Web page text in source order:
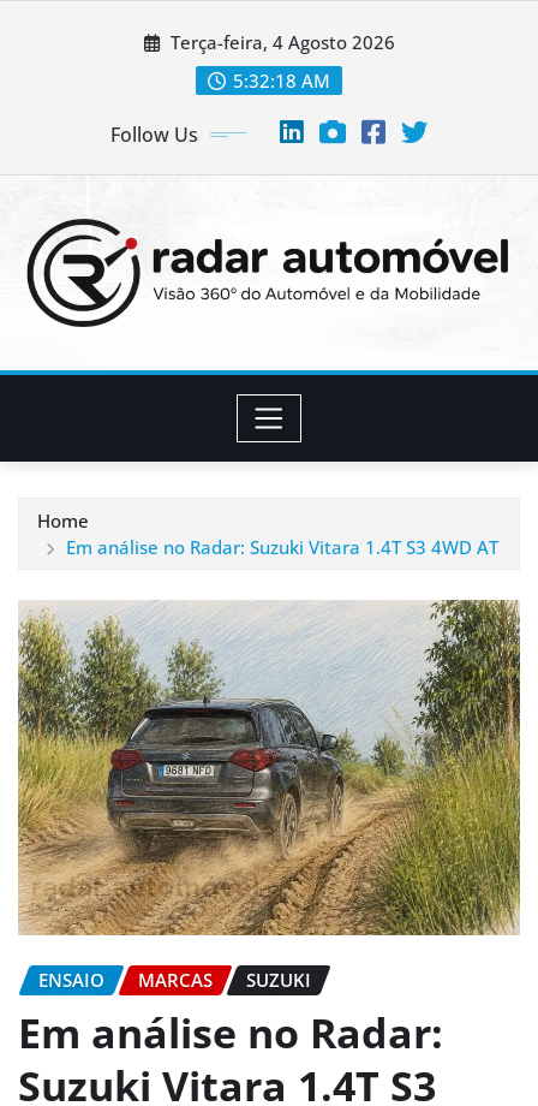
Terça-feira, 4 Agosto 2026
5:32:19 AM
Follow Us
Home
Em análise no Radar: Suzuki Vitara 1.4T S3 4WD AT
ENSAIO MARCAS SUZUKI
Em análise no Radar:
Suzuki Vitara 1.4T S3